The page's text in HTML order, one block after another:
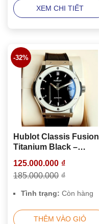
XEM CHI TIẾT
Hublot Classis Fusion
Titanium Black –
125.000.000 ₫
185.000.000 ₫
Tình trạng: Còn hàng
THÊM VÀO GIỎ
-32%